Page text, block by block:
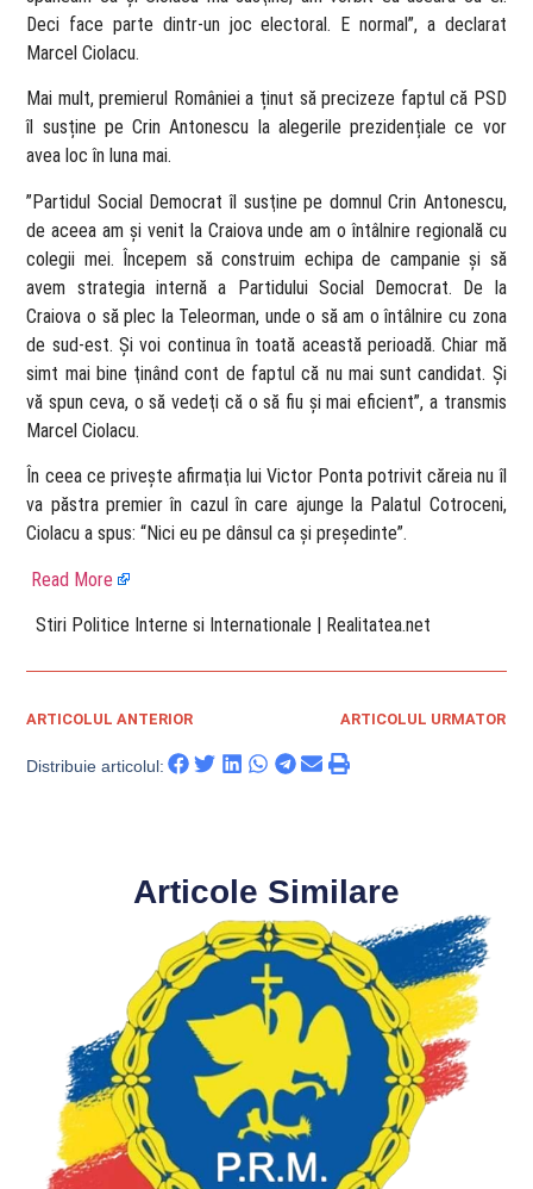
Deci face parte dintr-un joc electoral. E normal”, a declarat
Marcel Ciolacu.
Mai mult, premierul României a ținut să precizeze faptul că PSD
îl susține pe Crin Antonescu la alegerile prezidențiale ce vor
avea loc în luna mai.
”Partidul Social Democrat îl susţine pe domnul Crin Antonescu,
de aceea am şi venit la Craiova unde am o întâlnire regională cu
colegii mei. Începem să construim echipa de campanie şi să
avem strategia internă a Partidului Social Democrat. De la
Craiova o să plec la Teleorman, unde o să am o întâlnire cu zona
de sud-est. Şi voi continua în toată această perioadă. Chiar mă
simt mai bine ţinând cont de faptul că nu mai sunt candidat. Şi
vă spun ceva, o să vedeţi că o să fiu şi mai eficient”, a transmis
Marcel Ciolacu.
În ceea ce privește afirmaţia lui Victor Ponta potrivit căreia nu îl
va păstra premier în cazul în care ajunge la Palatul Cotroceni,
Ciolacu a spus: “Nici eu pe dânsul ca şi preşedinte”.
Read More
​ Stiri Politice Interne si Internationale | Realitatea.net
ARTICOLUL ANTERIOR ARTICOLUL URMATOR
Distribuie articolul:
Articole Similare